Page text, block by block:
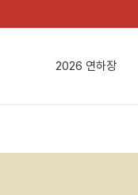
2026 연하장